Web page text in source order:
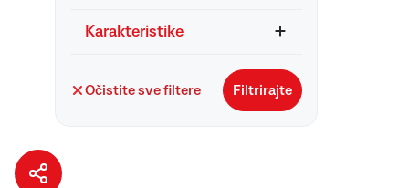
Karakteristike
Očistite sve filtere Filtrirajte